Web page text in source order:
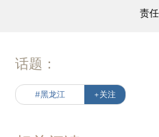
责
话题：
#黑龙江 +关注